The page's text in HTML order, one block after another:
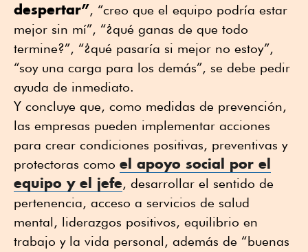
despertar”, “creo que el equipo podría estar
mejor sin mí”, “¿qué ganas de que todo
termine?”, “¿qué pasaría si mejor no estoy”,
“soy una carga para los demás”, se debe pedir
ayuda de inmediato.
Y concluye que, como medidas de prevención,
las empresas pueden implementar acciones
para crear condiciones positivas, preventivas y
protectoras como el apoyo social por el
equipo y el jefe, desarrollar el sentido de
pertenencia, acceso a servicios de salud
mental, liderazgos positivos, equilibrio en
trabajo y la vida personal, además de “buenas